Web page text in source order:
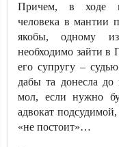
Причем, в ходе
человека в мантии
якобы, одному из
необходимо зайти
его супругу –
дабы та донесла
мол, если нужно
адвокат
«не постоит»…